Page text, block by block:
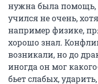
нужна была помощь,
учился не очень,
например физике,
хорошо знал.
возникали, но до
иногда он мог
бьет слабых,